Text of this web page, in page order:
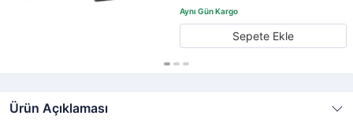
Sepete Ekle
Ürün Açıklaması